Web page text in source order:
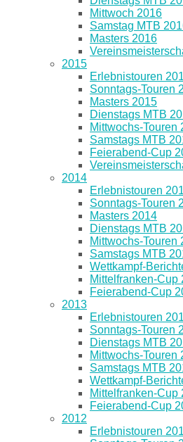
Mittwoch 2016
Samstag MTB
Masters 2016
2015
Erlebnistouren
Sonntags-Touren
Masters 2015
Dienstags MTB
Mittwochs-Touren
Samstags MTB
Feierabend-Cup
2014
Erlebnistouren
Sonntags-Touren
Masters 2014
Dienstags MTB
Mittwochs-Touren
Samstags MTB
Wettkampf-
Mittelfranken-Cup
Feierabend-Cup
2013
Erlebnistouren
Sonntags-Touren
Dienstags MTB
Mittwochs-Touren
Samstags MTB
Wettkampf-
Mittelfranken-Cup
Feierabend-Cup
2012
Erlebnistouren